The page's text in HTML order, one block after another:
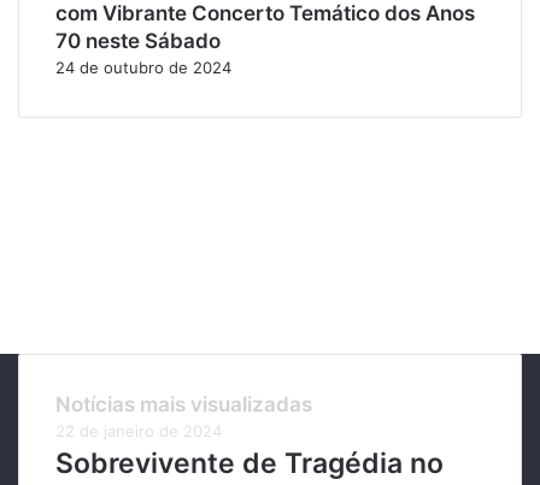
com Vibrante Concerto Temático dos Anos
70 neste Sábado
24 de outubro de 2024
Notícias mais visualizadas
22 de janeiro de 2024
Sobrevivente de Tragédia no